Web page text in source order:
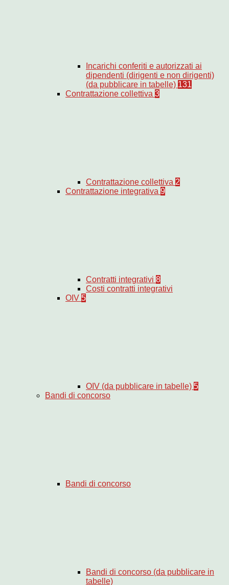
Incarichi conferiti e autorizzati ai
dipendenti (dirigenti e non dirigenti)
(da pubblicare in tabelle) 131
Contrattazione collettiva 3
Contrattazione collettiva 2
Contrattazione integrativa 9
Contratti integrativi 8
Costi contratti integrativi
OIV 5
OIV (da pubblicare in tabelle) 5
Bandi di concorso
Bandi di concorso
Bandi di concorso (da pubblicare in
tabelle)